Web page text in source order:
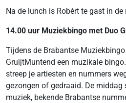
Na de lunch is Robèrt te gast in
14.00 uur Muziekbingo met Duo
Tijdens de Brabantse
GruijtMuntend een muzikale
streep je artiesten en nummers
gezongen of gedraaid. De
muziek, bekende Brabantse